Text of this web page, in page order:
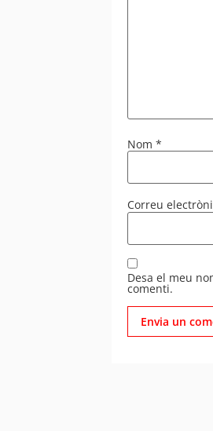
Nom *
Correu
Desa el meu
comenti.